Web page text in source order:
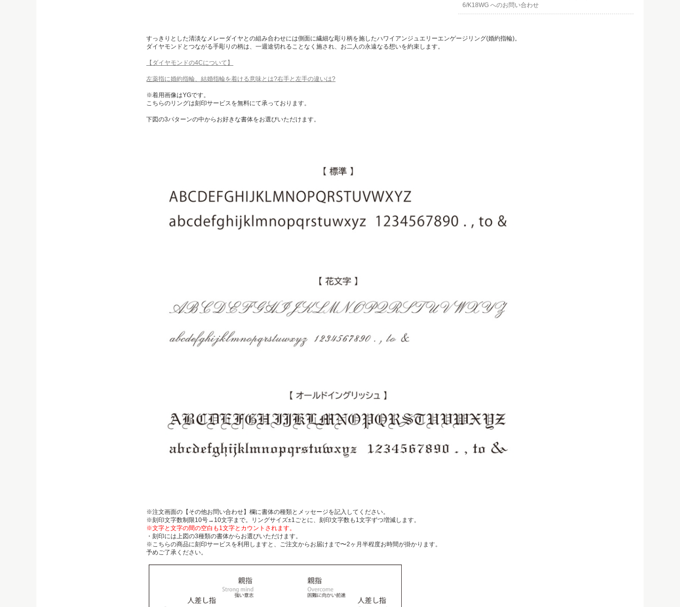
6/K18WG へのお問い合わせ
すっきりとした清淡なメレーダイヤとの組み合わせには側面に繊細な彫り柄を施したハワイアンジュエリーエンゲージリング(婚約指輪)。
ダイヤモンドとつながる手彫りの柄は、一週途切れることなく施され、お二人の永遠なる想いを約束します。
【ダイヤモンドの4Cについて】
左薬指に婚約指輪、結婚指輪を着ける意味とは?右手と左手の違いは?
※着用画像はYGです。
こちらのリングは刻印サービスを無料にて承っております。
下図の3パターンの中からお好きな書体をお選びいただけます。
※注文画面の【その他お問い合わせ】欄に書体の種類とメッセージを記入してください。
※刻印文字数制限10号→10文字まで。リングサイズ±1ごとに、刻印文字数も1文字ずつ増減します。
※文字と文字の間の空白も1文字とカウントされます。
・刻印には上図の3種類の書体からお選びいただけます。
※こちらの商品に刻印サービスを利用しますと、ご注文からお届けまで〜2ヶ月半程度お時間が掛かります。
予めご了承ください。